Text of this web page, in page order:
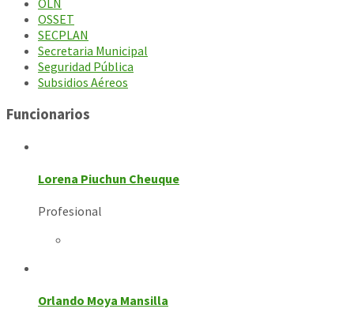
OLN
OSSET
SECPLAN
Secretaria Municipal
Seguridad Pública
Subsidios Aéreos
Funcionarios
Lorena Piuchun Cheuque
Profesional
Orlando Moya Mansilla